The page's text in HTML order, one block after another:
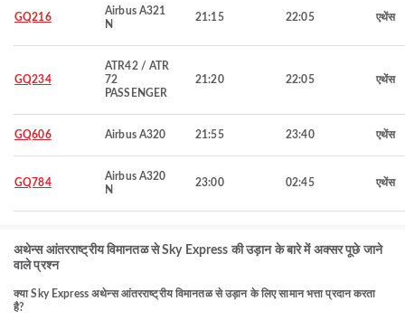
GQ216
Airbus A321
N
21:15 22:05 एथेंस
GQ234
ATR42 / ATR
72
PASSENGER
21:20 22:05 एथेंस
GQ606 Airbus A320 21:55 23:40 एथेंस
GQ784
Airbus A320
N
23:00 02:45 एथेंस
अथेन्स आंतरराष्ट्रीय विमानतळ से Sky Express की उड़ान के बारे में अक्सर पूछे जाने
वाले प्रश्न
क्या Sky Express अथेन्स आंतरराष्ट्रीय विमानतळ से उड़ान के लिए सामान भत्ता प्रदान करता
है?